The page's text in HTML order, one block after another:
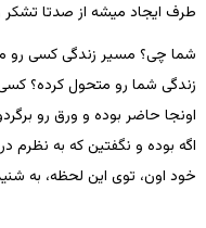
طرف ایجاد میشه از صدتا تشکر
شما چی؟ مسیر زندگی کسی رو
زندگی شما رو متحول کرده؟
اونجا حاضر بوده و ورق رو
اگه بوده و نگفتین که به
خود اون، توی این لحظه، به